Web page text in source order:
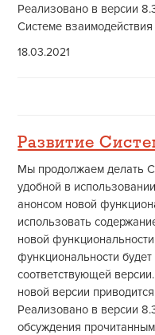
Реализовано в версии
Системе взаимодействия
18.03.2021
Развитие
Мы продолжаем делать
удобной в
анонсом новой
использовать
новой
функциональности
соответствующей
новой версии
Реализовано в версии
обсуждения